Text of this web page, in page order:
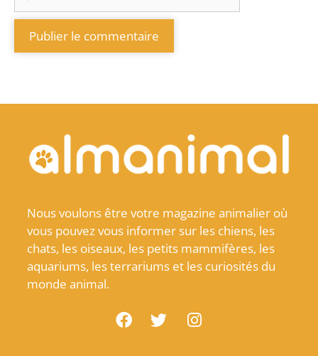
Nous voulons être votre magazine animalier où
vous pouvez vous informer sur les chiens, les
chats, les oiseaux, les petits mammifères, les
aquariums, les terrariums et les curiosités du
monde animal.